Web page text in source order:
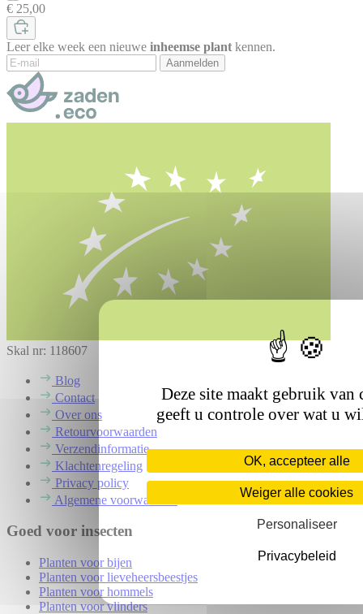
€ 25,00
Leer elke week een nieuwe inheemse plant kennen.
Aanmelden
Skal nr: 118607
Blog
Contact
Over ons
Retourvoorwaarden
Verzendinformatie
Klachtenregeling
Privacy policy
Algemene voorwaarden
Goed voor insecten
Planten voor bijen
Planten voor lieveheersbeestjes
Planten voor hommels
Planten voor vlinders
Deze site maakt gebruik van
geeft u controle over wat u
OK, accepteer alle
Weiger alle cookies
Personaliseer
Privacybeleid